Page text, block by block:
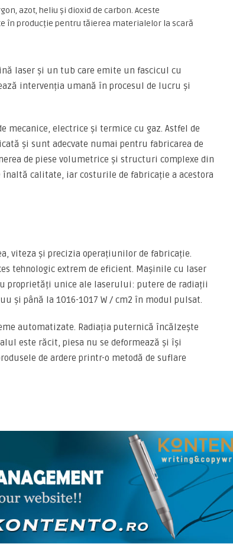
azot, heliu și dioxid de carbon. Aceste
în producție pentru tăierea materialelor la scară
laser și un tub care emite un fascicul cu
intervenția umană în procesul de lucru și
electrice și termice cu gaz. Astfel de
și sunt adecvate numai pentru fabricarea de
de piese volumetrice și structuri complexe din
calitate, iar costurile de fabricație a acestora
viteza și precizia operațiunilor de fabricație.
tehnologic extrem de eficient. Mașinile cu laser
proprietăți unice ale laserului: putere de radiații
și până la 1016-1017 W / cm2 în modul pulsat.
automatizate. Radiația puternică încălzește
este răcit, piesa nu se deformează și își
de ardere printr-o metodă de suflare
ARTICOLE ASEMANATOARE